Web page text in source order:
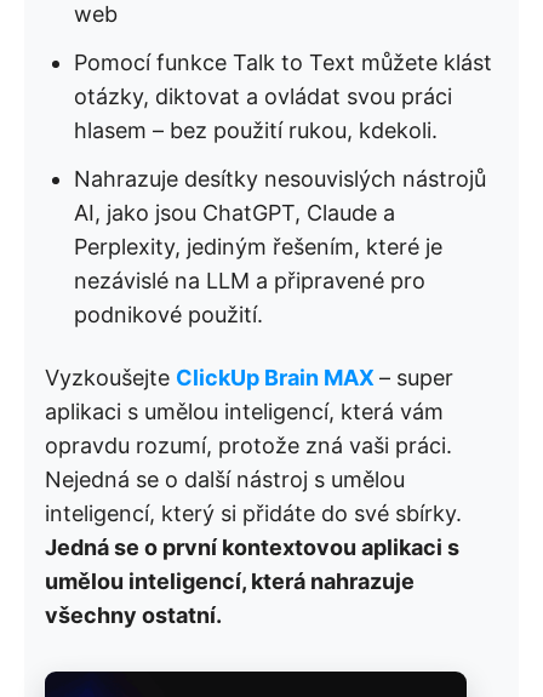
web
Pomocí funkce Talk to Text můžete klást
otázky, diktovat a ovládat svou práci
hlasem – bez použití rukou, kdekoli.
Nahrazuje desítky nesouvislých nástrojů
AI, jako jsou ChatGPT, Claude a
Perplexity, jediným řešením, které je
nezávislé na LLM a připravené pro
podnikové použití.
Vyzkoušejte ClickUp Brain MAX– super
aplikaci s umělou inteligencí, která vám
opravdu rozumí, protože zná vaši práci.
Nejedná se o další nástroj s umělou
inteligencí, který si přidáte do své sbírky.
Jedná se o první kontextovou aplikaci s
umělou inteligencí, která nahrazuje
všechny ostatní.